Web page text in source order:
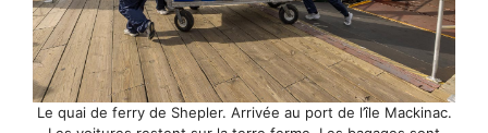
Le quai de ferry de Shepler. Arrivée au port de l’île Mackinac.